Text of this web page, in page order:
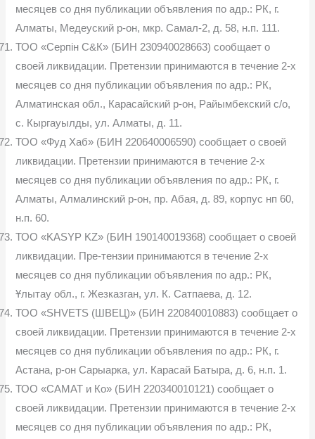
месяцев со дня публикации объявления по адр.: РК, г.
Алматы, Медеуский р-он, мкр. Самал-2, д. 58, н.п. 111.
ТОО «Серпін С&К» (БИН 230940028663) сообщает о
своей ликвидации. Претензии принимаются в течение 2-х
месяцев со дня публикации объявления по адр.: РК,
Алматинская обл., Карасайский р-он, Райымбекский с/о,
с. Кыргауылды, ул. Алматы, д. 11.
ТОО «Фуд Хаб» (БИН 220640006590) сообщает о своей
ликвидации. Претензии принимаются в течение 2-х
месяцев со дня публикации объявления по адр.: РК, г.
Алматы, Алмалинский р-он, пр. Абая, д. 89, корпус нп 60,
н.п. 60.
ТОО «KASYP KZ» (БИН 190140019368) сообщает о своей
ликвидации. Пре-тензии принимаются в течение 2-х
месяцев со дня публикации объявления по адр.: РК,
Ұлытау обл., г. Жезказган, ул. К. Сатпаева, д. 12.
ТОО «SHVETS (ШВЕЦ)» (БИН 220840010883) сообщает о
своей ликвидации. Претензии принимаются в течение 2-х
месяцев со дня публикации объявления по адр.: РК, г.
Астана, р-он Сарыарка, ул. Карасай Батыра, д. 6, н.п. 1.
ТОО «САМАТ и Ко» (БИН 220340010121) сообщает о
своей ликвидации. Претензии принимаются в течение 2-х
месяцев со дня публикации объявления по адр.: РК,